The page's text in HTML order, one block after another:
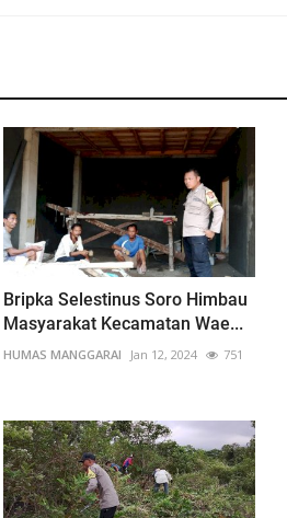
Bripka Selestinus Soro Himbau
Masyarakat Kecamatan Wae...
HUMAS MANGGARAI Jan 12, 2024 751